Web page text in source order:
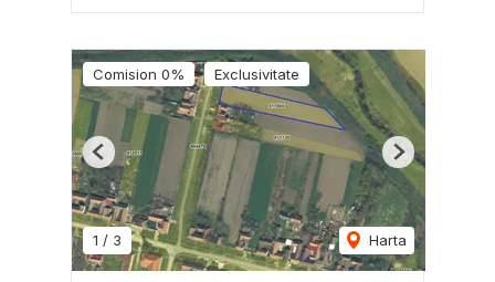
Comision 0% Exclusivitate
1 / 3 Harta
Previous Next